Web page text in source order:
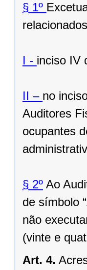
§ 1º
I - inciso IV
II – no
Auditores
ocupantes
§ 2º Ao
de símbolo
não
(vinte e
Art. 4.